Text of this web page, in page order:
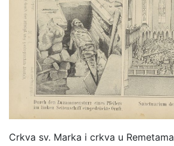
Crkva sv. Marka i crkva u Remetama